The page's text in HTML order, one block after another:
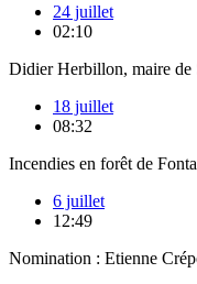
24 juillet
02:10
Didier Herbillon, maire de
18 juillet
08:32
Incendies en forêt de
6 juillet
12:49
Nomination : Etienne